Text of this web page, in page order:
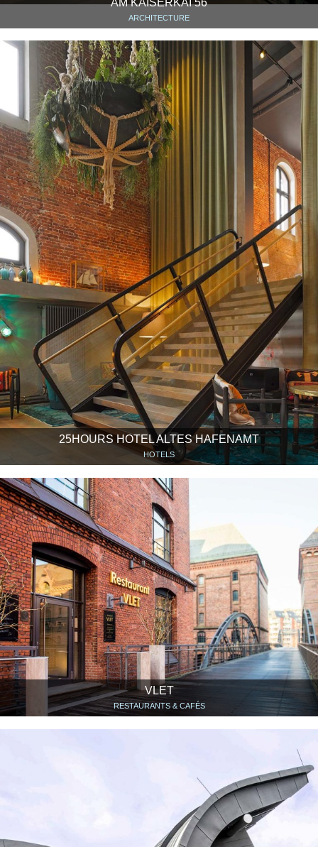
ARCHITECTURE
25HOURS HOTEL ALTES HAFENAMT
HOTELS
VLET
RESTAURANTS & CAFÉS